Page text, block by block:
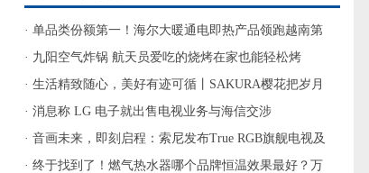
· 单品类份额第一！海尔大暖通电即热产品领跑越南第
一家电渠道
· 九阳空气炸锅 航天员爱吃的烧烤在家也能轻松烤
· 生活精致随心，美好有迹可循丨SAKURA樱花把岁月
静好留在烟火日常
· 消息称 LG 电子就出售电视业务与海信交涉
· 音画未来，即刻启程：索尼发布True RGB旗舰电视及
家庭影院新物种Trio
· 终于找到了！燃气热水器哪个品牌恒温效果最好？万